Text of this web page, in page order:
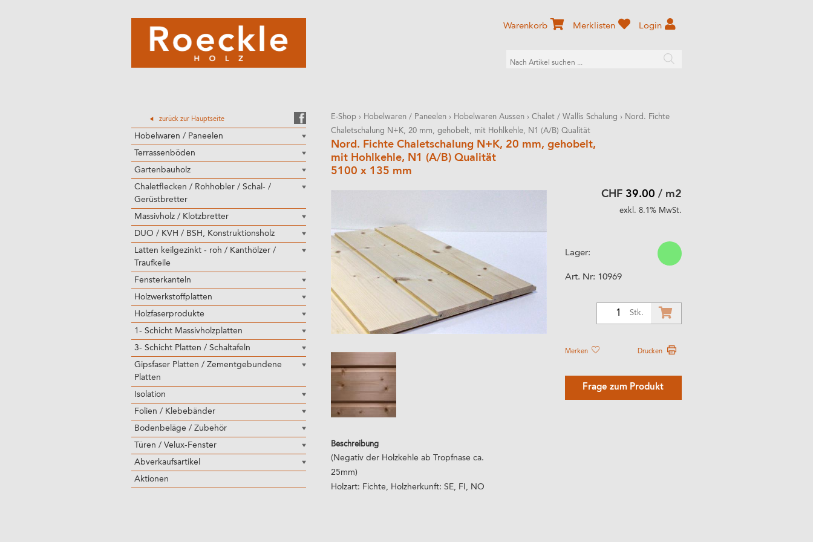
zurück zur Hauptseite
Hobelwaren / Paneelen
Terrassenböden
Gartenbauholz
Chaletflecken / Rohhobler / Schal- /
Gerüstbretter
Massivholz / Klotzbretter
DUO / KVH / BSH, Konstruktionsholz
Latten keilgezinkt - roh / Kanthölzer /
Traufkeile
Fensterkanteln
Holzwerkstoffplatten
Holzfaserprodukte
1- Schicht Massivholzplatten
3- Schicht Platten / Schaltafeln
Gipsfaser Platten / Zementgebundene
Platten
Isolation
Folien / Klebebänder
Bodenbeläge / Zubehör
Türen / Velux-Fenster
Abverkaufsartikel
Aktionen
Warenkorb Merklisten Login
E-Shop › Hobelwaren / Paneelen › Hobelwaren Aussen › Chalet / Wallis Schalung › Nord. Fichte
Chaletschalung N+K, 20 mm, gehobelt, mit Hohlkehle, N1 (A/B) Qualität
Nord. Fichte Chaletschalung N+K, 20 mm, gehobelt,
mit Hohlkehle, N1 (A/B) Qualität
5100 x 135 mm
Beschreibung
(Negativ der Holzkehle ab Tropfnase ca.
25mm)
Holzart: Fichte, Holzherkunft: SE, FI, NO
CHF 39.00 / m2
exkl. 8.1% MwSt.
Lager:
Art. Nr: 10969
Stk.
Merken Drucken
Frage zum Produkt